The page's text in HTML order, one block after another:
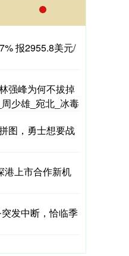
报2955.8美元/
强峰为何不拔掉
少雄_宛北_冰毒
图，勇士想要战
港上市合作新机
发中断，恰临季